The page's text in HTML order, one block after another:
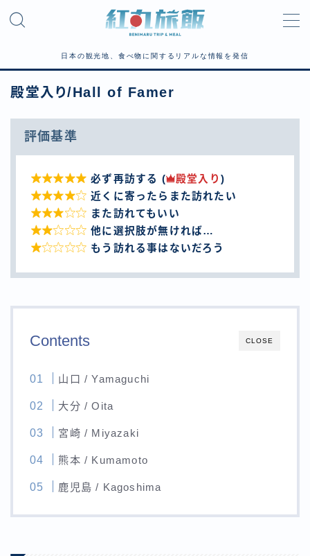
日本の観光地、食べ物に関するリアルな情報を発信
ホーム Home
記事 Article
長編日記/Long diary
短編日記/Short diary
殿堂入り
観光地/Tourist spot
グルメ/Meal
プロフィール Profile
お問い合わせ
殿堂入り/Hall of Famer
評価基準
 必ず再訪する ( 殿堂入り )
 近くに寄ったらまた訪れたい
 また訪れてもいい
 他に選択肢が無ければ…
 もう訪れる事はないだろう
CLOSE
Contents
山口 / Yamaguchi
大分 / Oita
宮崎 / Miyazaki
熊本 / Kumamoto
鹿児島 / Kagoshima